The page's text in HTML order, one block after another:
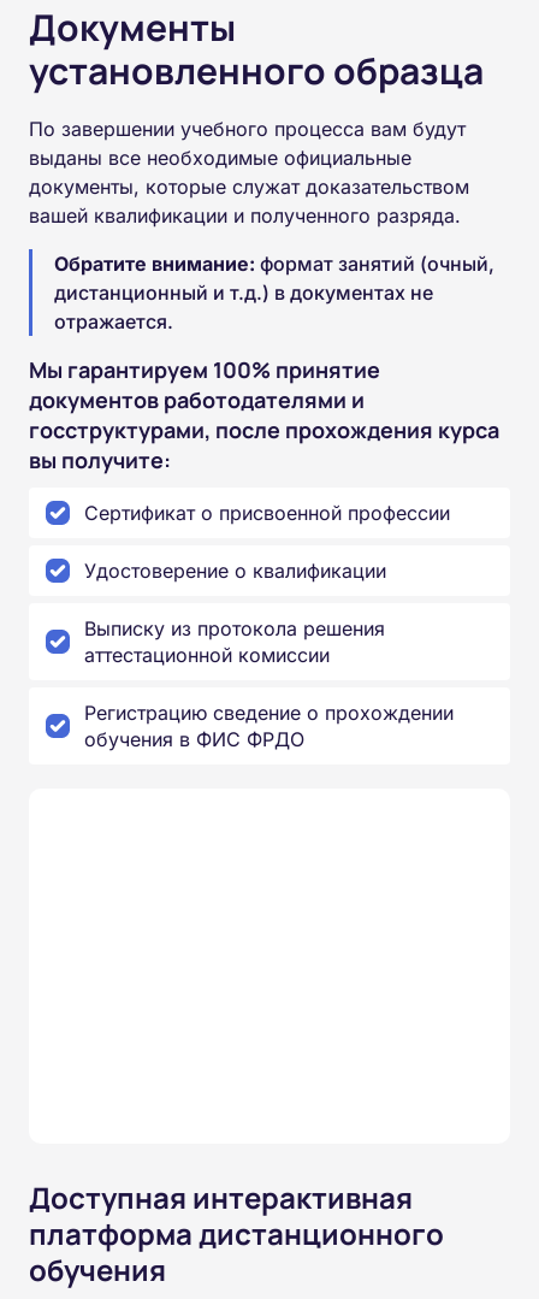
Документы
установленного образца
По завершении учебного процесса вам будут
выданы все необходимые официальные
документы, которые служат доказательством
вашей квалификации и полученного разряда.
Обратите внимание: формат занятий (очный,
дистанционный и т.д.) в документах не
отражается.
Мы гарантируем 100% принятие
документов работодателями и
госструктурами, после прохождения курса
вы получите:
Сертификат о присвоенной профессии
Удостоверение о квалификации
Выписку из протокола решения
аттестационной комиссии
Регистрацию сведение о прохождении
обучения в ФИС ФРДО
Доступная интерактивная
платформа дистанционного
обучения